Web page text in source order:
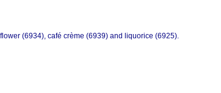
(6934), café crème (6939) and liquorice (6925).